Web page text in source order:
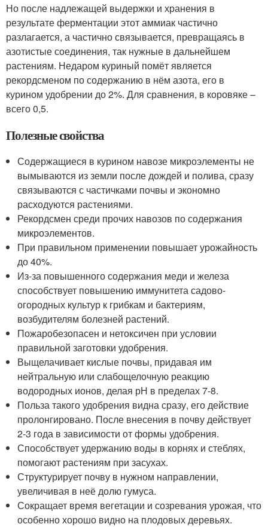
Но после надлежащей выдержки и хранения в
результате ферментации этот аммиак частично
разлагается, а частично связывается, превращаясь в
азотистые соединения, так нужные в дальнейшем
растениям. Недаром куриный помёт является
рекордсменом по содержанию в нём азота, его в
курином удобрении до 2%. Для сравнения, в коровяке –
всего 0,5.
Полезные свойства
Содержащиеся в курином навозе микроэлементы не
вымываются из земли после дождей и полива, сразу
связываются с частичками почвы и экономно
расходуются растениями.
Рекордсмен среди прочих навозов по содержания
микроэлементов.
При правильном применении повышает урожайность
до 40%.
Из-за повышенного содержания меди и железа
способствует повышению иммунитета садово-
огородных культур к грибкам и бактериям,
возбудителям болезней растений.
Пожаробезопасен и нетоксичен при условии
правильной заготовки удобрения.
Выщелачивает кислые почвы, придавая им
нейтральную или слабощелочную реакцию
водородных ионов, делая рН в пределах 7-8.
Польза такого удобрения видна сразу, его действие
пролонгировано. После внесения в почву действует
2-3 года в зависимости от формы удобрения.
Способствует удержанию воды в корнях и стеблях,
помогают растениям при засухах.
Структурирует почву в нужном направлении,
увеличивая в неё долю гумуса.
Сокращает время вегетации и созревания урожая, что
особенно хорошо видно на плодовых деревьях.